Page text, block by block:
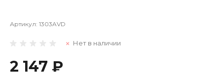
Артикул: 1303AVD
Нет в наличии
2 147 ₽